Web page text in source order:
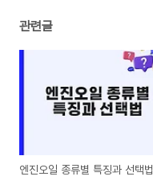
관련글
엔진오일 종류별 특징과 선택법